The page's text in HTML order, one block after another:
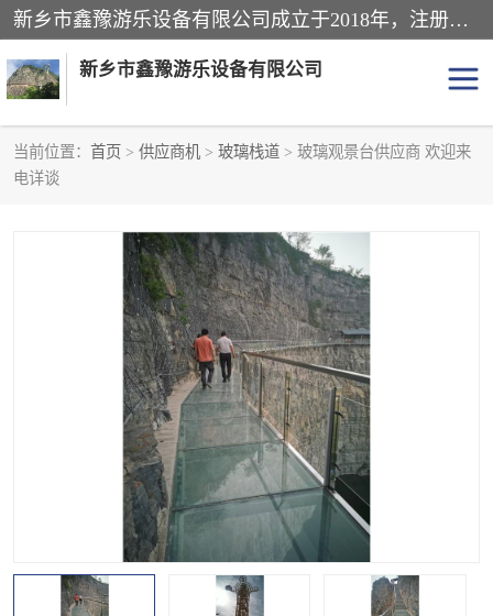
新乡市鑫豫游乐设备有限公司成立于2018年，注册地位于河南省。经营范围包括游乐设备、滑索、滑道、空中自行车、吊桥、拓展器材、攀岩器材、趣桥、悬崖秋千、网红桥、儿童乐园设备、水上乐园设备、丛林穿越设备、音乐呐喊设备、轨道滑车、栈道、玻璃滑道、观景平台、景观包装的设计、制造、销售、安装、维修，景区策划服务。
新乡市鑫豫游乐设备有限公司
当前位置： 首页 > 供应商机 > 玻璃栈道 > 玻璃观景台供应商 欢迎来
电详谈
游乐设备
儿童乐园设备
水上乐园设备
攀岩器材
空中自行车
玻璃滑道
网红桥
丛林穿越设备